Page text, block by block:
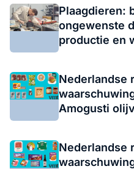
Plaagdieren:
ongewenste
productie en
Nederlandse
Amogusti
Nederlandse